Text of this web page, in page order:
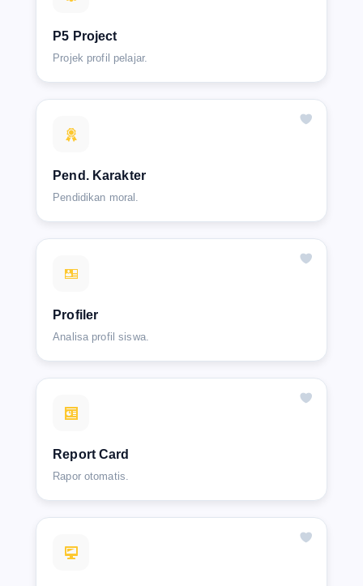
P5 Project
Projek profil pelajar.
Pend. Karakter
Pendidikan moral.
Profiler
Analisa profil siswa.
Report Card
Rapor otomatis.